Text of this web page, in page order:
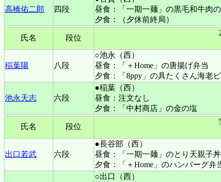
高橋佑二郎 四段
昼食：「一期一麺」の黒毛和牛肉
夕食：（夕休前終局）
氏名 段位
稲葉陽 八段
○池永（西）
昼食：「＋Home」の唐揚げ弁当
夕食：「8ppy」の具たくさん海老
池永天志 六段
●稲葉（西）
昼食：注文なし
夕食：「中村商店」の金の塩
氏名 段位
出口若武 六段
●長谷部（西）
昼食：「一期一麺」のとり天親子丼
夕食：「＋Home」のハンバーグ弁
○出口（西）